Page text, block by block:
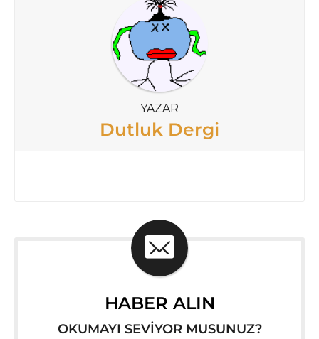
YAZAR
Dutluk Dergi
HABER ALIN
OKUMAYI SEVİYOR MUSUNUZ?